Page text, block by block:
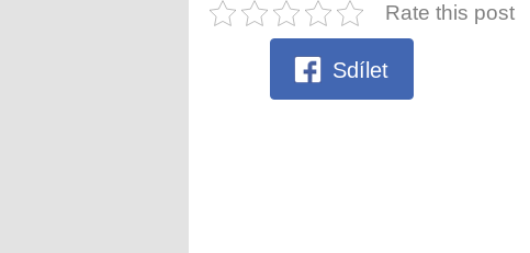
Rate this post
Sdílet